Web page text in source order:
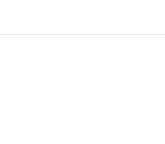
content